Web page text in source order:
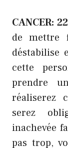
CANCER:
de mettre
déstabilise
cette
prendre
réaliserez
serez
inachevée
pas trop,